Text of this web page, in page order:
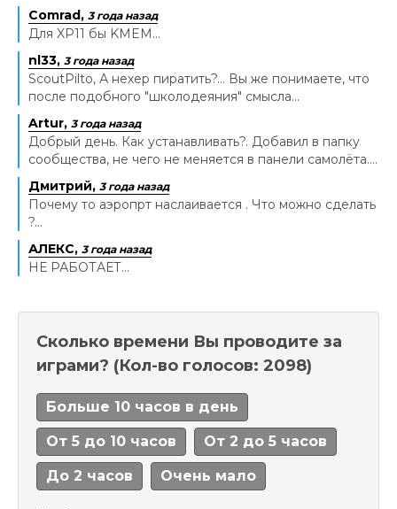
Comrad, 3 года назад
Для XP11 бы KMEM...
nl33, 3 года назад
ScoutPilto, А нехер пиратить?... Вы же понимаете, что
после подобного "школодеяния" смысла...
Artur, 3 года назад
Добрый день. Как устанавливать?. Добавил в папку
сообщества, не чего не меняется в панели самолёта....
Дмитрий, 3 года назад
Почему то аэропрт наслаивается . Что можно сделать
?...
АЛЕКС, 3 года назад
НЕ РАБОТАЕТ...
Сколько времени Вы проводите за
играми? (Кол-во голосов: 2098)
Больше 10 часов в день
От 5 до 10 часов От 2 до 5 часов
До 2 часов Очень мало